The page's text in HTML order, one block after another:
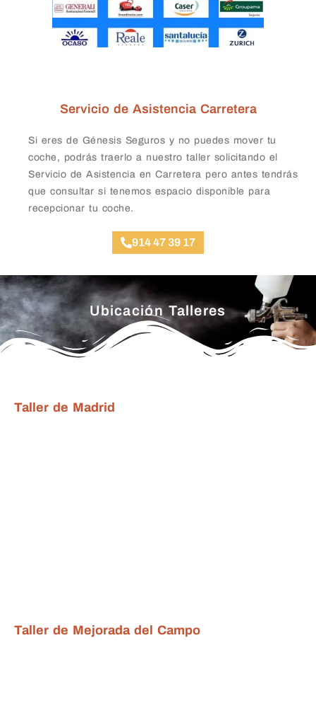
Servicio de Asistencia Carretera
Si eres de Génesis Seguros y no puedes mover tu
coche, podrás traerlo a nuestro taller solicitando el
Servicio de Asistencia en Carretera pero antes tendrás
que consultar si tenemos espacio disponible para
recepcionar tu coche.
914 47 39 17
Ubicación Talleres
Taller de Madrid
Taller de Mejorada del Campo